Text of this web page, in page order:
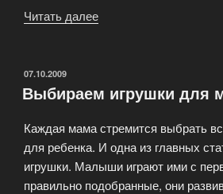
Читать далее
игрушек»
ОПУБЛИКОВАНО
07.10.2009
Выбираем игрушки для
Каждая мама стремится выбрать
для ребенка. И одна из главных
игрушки. Малыши играют ими с
правильно подобранные, они